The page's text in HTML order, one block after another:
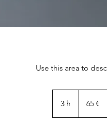
Use this area to
3 h 65 €